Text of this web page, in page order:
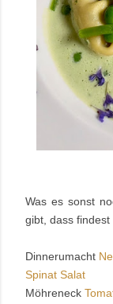
Was es sonst
gibt, dass findest
Dinnerumacht
Spinat Salat
Möhreneck